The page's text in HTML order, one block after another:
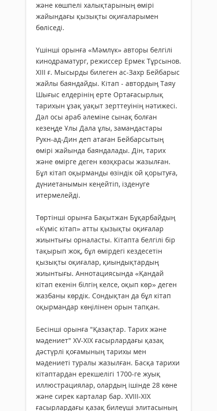
және көшпелі халықтарының өмірі
жайындағы қызықты оқиғаларымен
бөліседі.
Үшінші орынға «Мәмлүк» авторы белгілі
кинодраматург, режиссер Ермек Тұрсынов.
XIII ғ. Мысырды билеген ас-Захр Бейбарыс
жайлы баяндайды. Кітап - автордың Таяу
Шығыс елдерінің ерте Ортағасырлық
тарихын ұзақ уақыт зерттеуінің нәтижесі.
Дәл осы араб әлеміне сынақ болған
кезеңде Ұлы Дала ұлы, замандастары
Рукн-ад-Дин деп атаған Бейбарсытың
өмірі жайында баяндалады. Дін, тарих
және өмірге деген көзқкрасы жазылған.
Бұл кітап оқырманды өзіндік ой қорытуға,
дүниетанымын кеңейтіп, ізденуге
итермелейді.
Төртінші орынға Бақытжан Бұқарбайдың
«Күміс кітап» атты қызықты оқиғалар
жиынтығы орналасты. Кітапта белгілі бір
тақырып жоқ, бұл өмірдегі кездесетін
қызықты оқиғалар, қиындықтардың
жиынтығы. Аннотациясында «Қандай
кітап екенін білгің келсе, оқып көр» деген
жазбаны көрдік. Сондықтан да бұл кітап
оқырмандар көңілінен орын тапқан.
Бесінші орынға "Қазақтар. Тарих және
мәдениет" XV-XIX ғасырлардағы қазақ
дәстүрлі қоғамының тарихы мен
мәдениеті туралы жазылған. Басқа тарихи
кітаптардан ерекшелігі 1700-ге жуық
иллюстрациялар, олардың ішінде 28 көне
және сирек карталар бар. XVIII-XIX
ғасырлардағы қазақ билеуші элитасының